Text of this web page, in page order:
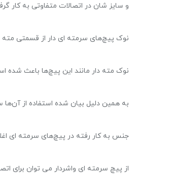
و سایز شان در اتصالات متفاوتی به کار
نوک پیچ‌های سرمته ای دار از قسمتی مته
نوک مته دار مانند این پیچ‌ها باعث شده
به همین دلیل بیان شده استفاده از آن‌ها
جنس به کار رفته در پیچ‌های سرمته ای
از پیچ سرمته ای واشردار می توان برای